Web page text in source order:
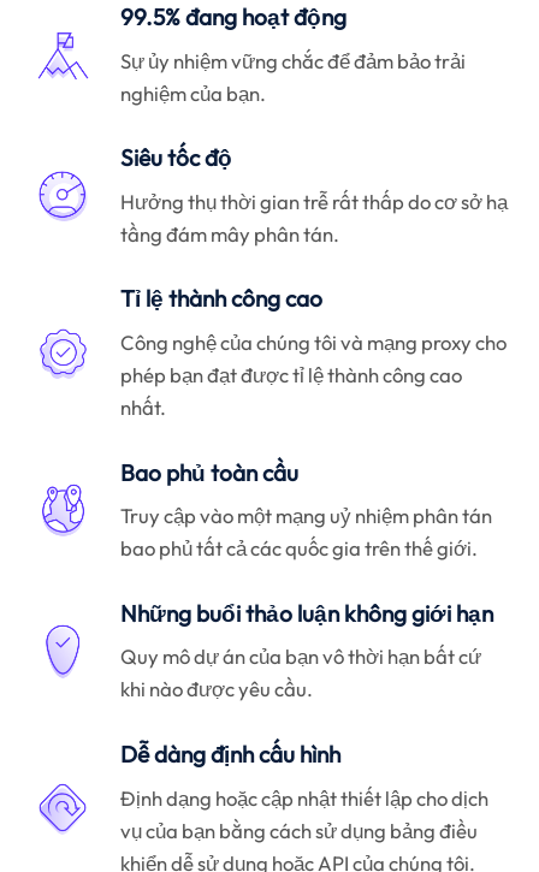
99.5% đang hoạt động
Sự ủy nhiệm vững chắc để đảm bảo trải
nghiệm của bạn.
Siêu tốc độ
Hưởng thụ thời gian trễ rất thấp do cơ sở hạ
tầng đám mây phân tán.
Tỉ lệ thành công cao
Công nghệ của chúng tôi và mạng proxy cho
phép bạn đạt được tỉ lệ thành công cao
nhất.
Bao phủ toàn cầu
Truy cập vào một mạng uỷ nhiệm phân tán
bao phủ tất cả các quốc gia trên thế giới.
Những buổi thảo luận không giới hạn
Quy mô dự án của bạn vô thời hạn bất cứ
khi nào được yêu cầu.
Dễ dàng định cấu hình
Định dạng hoặc cập nhật thiết lập cho dịch
vụ của bạn bằng cách sử dụng bảng điều
khiển dễ sử dụng hoặc API của chúng tôi.